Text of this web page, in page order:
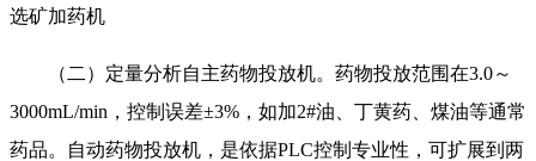
选矿加药机
（二）定量分析自主药物投放机。药物投放范围在3.0～
3000mL/min，控制误差±3%，如加2#油、丁黄药、煤油等通常
药品。自动药物投放机，是依据PLC控制专业性，可扩展到两